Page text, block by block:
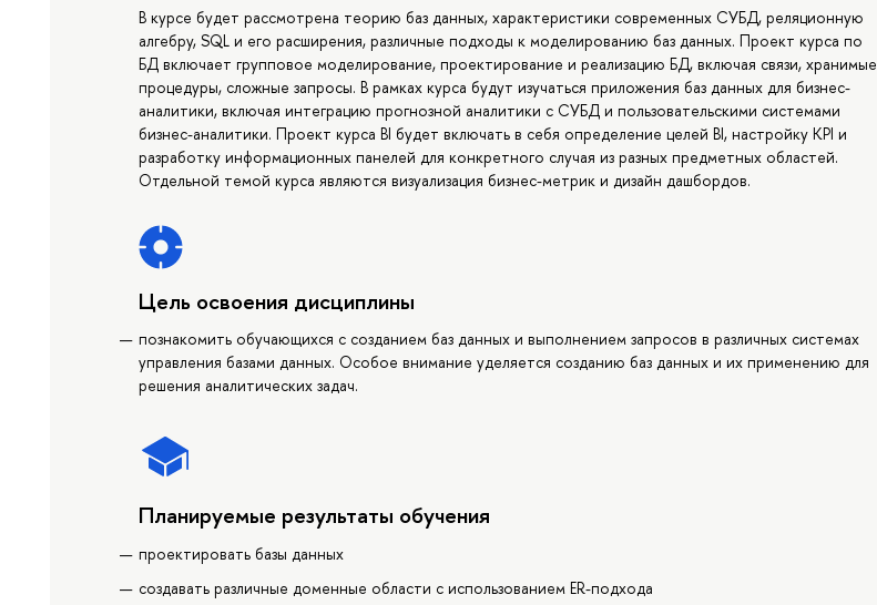
В курсе будет рассмотрена теорию баз данных, характеристики современных СУБД, реляционную
алгебру, SQL и его расширения, различные подходы к моделированию баз данных. Проект курса по
БД включает групповое моделирование, проектирование и реализацию БД, включая связи, хранимые
процедуры, сложные запросы. В рамках курса будут изучаться приложения баз данных для бизнес-
аналитики, включая интеграцию прогнозной аналитики с СУБД и пользовательскими системами
бизнес-аналитики. Проект курса BI будет включать в себя определение целей BI, настройку KPI и
разработку информационных панелей для конкретного случая из разных предметных областей.
Отдельной темой курса являются визуализация бизнес-метрик и дизайн дашбордов.
Цель освоения дисциплины
познакомить обучающихся с созданием баз данных и выполнением запросов в различных системах
управления базами данных. Особое внимание уделяется созданию баз данных и их применению для
решения аналитических задач.
Планируемые результаты обучения
проектировать базы данных
создавать различные доменные области с использованием ER-подхода